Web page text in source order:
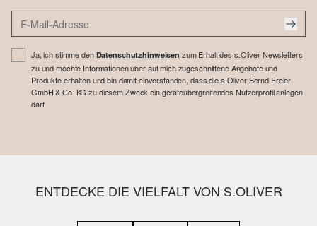
Ja, ich stimme den Datenschutzhinweisen zum Erhalt des s.Oliver Newsletters
zu und möchte Informationen über auf mich zugeschnittene Angebote und
Produkte erhalten und bin damit einverstanden, dass die s.Oliver Bernd Freier
GmbH & Co. KG zu diesem Zweck ein geräteübergreifendes Nutzerprofil anlegen
darf.
ENTDECKE DIE VIELFALT VON S.OLIVER